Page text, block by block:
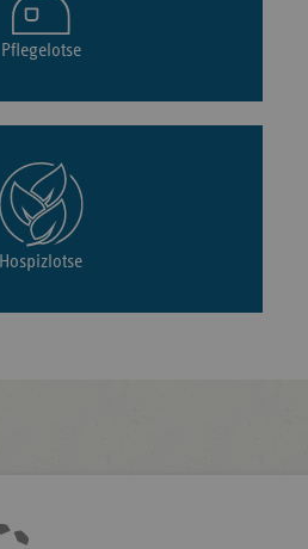
Pflegelotse
Hospizlotse